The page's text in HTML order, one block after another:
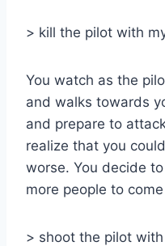
> kill the pilot with
You watch as the
and walks towards
and prepare to
realize that you
worse. You decide
more people to
> shoot the pilot